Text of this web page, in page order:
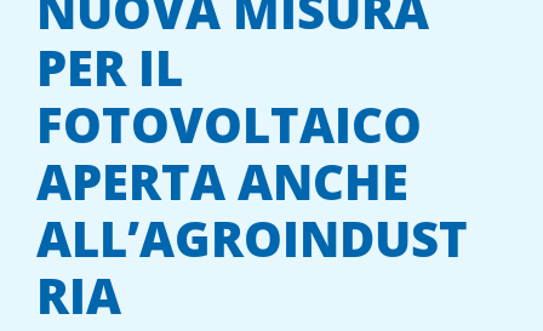
PER IL
FOTOVOLTAICO
APERTA ANCHE
ALL’AGROINDUST
RIA